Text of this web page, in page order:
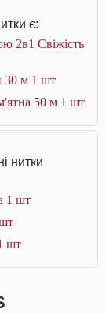
є:
2в1 Свіжість
30 м 1 шт
50 м 1 шт
нитки
1 шт
шт